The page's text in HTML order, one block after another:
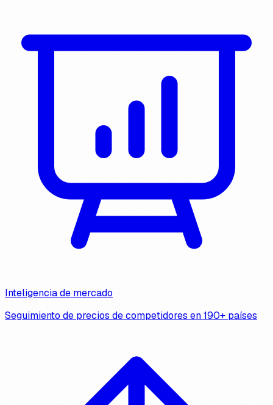
Inteligencia de mercado
Seguimiento de precios de competidores en 190+ países